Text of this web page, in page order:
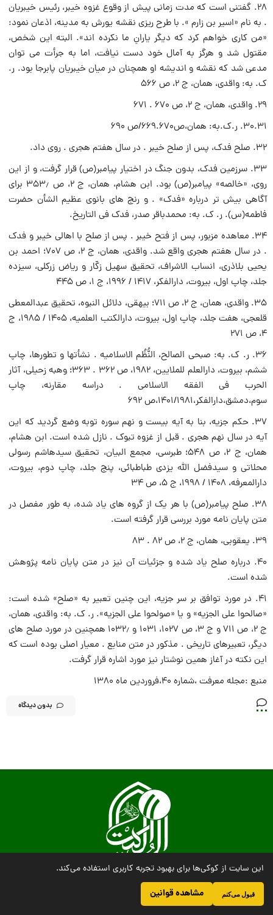
۲۸. گفتنى است که مدت زمانى پیش از وقوع غزوه خیبر، رئیس خیبریان
. به نام «اسیر بن زارم ». با طرح ریزى نقشه یورش به مدینه، اذعان نمود:
«من کارى خواهم کرد که دیگر یارانِ ما نکرده اند». البته این شخص،
مقتول شد و هرگز به آمال خود دست نیافت، اما به جرأت مى توان
مدعى شد که نقشه و اندیشه او همچنان در میان خیبریان پابرجا بود. ر.
ک. به: واقدى، همان، ج ۲، ص ۵۶۶
۲۹. واقدى، همان، ج ۲، ص ۶۷۰ . ۶۷۱
۳۰.۳۱. ر.ک.به: همان،ص۶۶۹.۶۷۰/ص ۶۹۰
۳۲. صلح فدک، پس از صلح خیبر . در سال هفتم هجرى . روى داد.
۳۳. سرزمین فدک، بدون جنگ در اختیار پیامبر(ص) قرار گرفت، و از این
روى، «خالصه» پیامبر(ص) بود. ابن هشام، همان، ج ۲، ص ۳۵۳٫ براى
آگاهى بیش تر درباره «فدک» . و رنج هاى بانوى عظیم الشأن حضرت
فاطمه(س). ر. ک. به: محمدباقر صدر، فدک فى التاریخ.
۳۴. معاهده مزبور، پس از فتح خیبر . پس از صلح با اهالى خیبر و فدک
. در سال هفتم هجرى واقع شد. واقدى، همان، ج ۲، ص ۷۰۷؛ احمد بن
یحیى بلاذرى، انساب الاشراف، تحقیق سهیل زکّار و ریاض زرکلى، سیزده
جلد، چاپ اول، بیروت، دارالفکر، ۱۴۱۷ / ۱۹۹۶، ج ۱، ص ۴۴۵
۳۵. واقدى، همان، ج ۲، ص ۷۱۱؛ بیهقى، دلائل النبوه، تحقیق عبدالمعطى
قلعجى، هفت جلد، چاپ اول، بیروت، دارالکتب العلمیه، ۱۴۰۵ / ۱۹۸۵، ج
۴، ص ۲۷۱
۳۶. ر. ک. به: صبحى الصالح، النُّظُم الاسلامیه . نشأتها و تطورها، چاپ
ششم، بیروت، دارالعلم للملایین، ۱۹۸۲، ص ۳۶۲ . ۳۶۳؛ وهبه زحیلى، آثار
الحرب فى الفقه الاسلامى . دراسه مقارنه، چاپ
سوم،دمشق،دارالفکر،۱۴۰۱/۱۹۸۱،ص ۶۹۲
۳۷. حکم جزیه، بنا به آیه بیست و نهم سوره توبه وضع گردید که این
آیه در سال نهم هجرى . قبل از غزوه تبوک . نازل شده است. ابن هشام،
همان، ج ۲، ص ۵۴۸؛ طبرسى، مجمع البیان، تحقیق سیدهاشم رسولى
محلاتى و سیدفضل الله یزدى طباطبائى، پنج جلد، چاپ دوم، بیروت،
دارالمعرفه، ۱۴۰۸ / ۱۹۹۸، ج ۵، ص ۳۴
۳۸. صلح پیامبر(ص) با هر یک از گروه هاى یاد شده، به طور مفصل در
متن پایان نامه مورد بررسى قرار گرفته است.
۳۹. یعقوبى، همان، ج ۲، ص ۸۲ . ۸۳
۴۰. درباره صلح یاد شده و جزئیات آن نیز در متن پایان نامه پژوهش
شده است.
۴۱. در مورد توافق بر سر جزیه، این چنین تعبیر به «صلح» شده است:
«صالحوا على الجزیه» و یا «صولحوا على الجزیه». ر. ک. به: واقدى، همان،
ج ۲، ص ۷۱۱ و ج ۳، ص ۱۰۲۷، ۱۰۳۱ و ۱۰۳۲٫ همچنین در مورد صلح هاى
دیگر، تعبیرهاى تاریخى . مذکور در متن منابع . معیار اصلى بوده است که
این نکته در آغاز همین نوشتار نیز مورد اشاره قرار گرفت.
منبع :مجله معرفت ،شماره ۴۰،فروردین ماه ۱۳۸۰
بدون دیدگاه
این سایت از کوکی‌ها برای بهبود تجربه کاربری استفاده می‌کند.
قبول می‌کنم مشاهده قوانین